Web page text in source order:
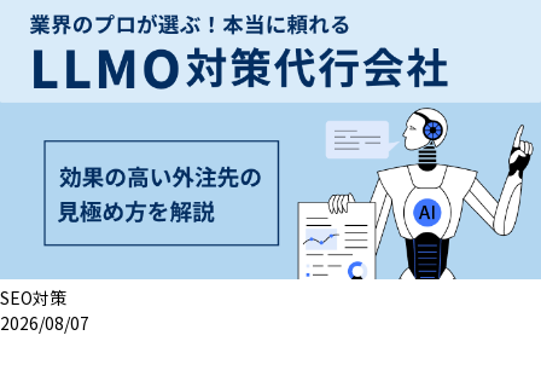
SEO対策
2026/08/07